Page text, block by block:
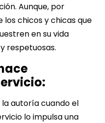
Aunque, por
los chicos y chicas que
en su vida
respetuosas.
autoría cuando el
lo impulsa una